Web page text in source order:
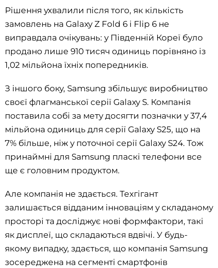
Рішення ухвалили після того, як кількість
замовлень на Galaxy Z Fold 6 і Flip 6 не
виправдала очікувань: у Південній Кореї було
продано лише 910 тисяч одиниць порівняно із
1,02 мільйона їхніх попередників.
З іншого боку, Samsung збільшує виробництво
своєї флагманської серії Galaxy S. Компанія
поставила собі за мету досягти позначки у 37,4
мільйона одиниць для серії Galaxy S25, що на
7% більше, ніж у поточної серії Galaxy S24. Тож
принаймні для Samsung пласкі телефони все
ще є головним продуктом.
Але компанія не здається. Техгігант
залишається відданим інноваціям у складаному
просторі та досліджує нові формфактори, такі
як дисплеї, що складаються вдвічі. У будь-
якому випадку, здається, що компанія Samsung
зосереджена на сегменті смартфонів